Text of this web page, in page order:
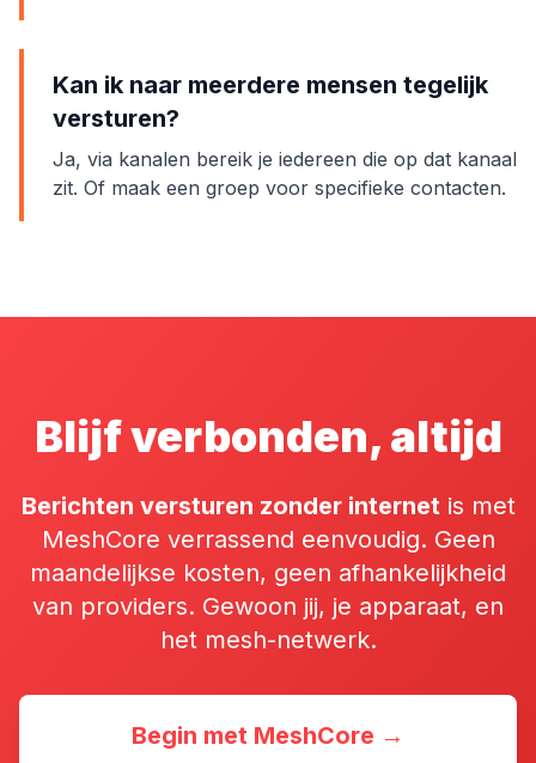
Kan ik naar meerdere mensen tegelijk
versturen?
Ja, via kanalen bereik je iedereen die op dat kanaal
zit. Of maak een groep voor specifieke contacten.
Blijf verbonden, altijd
Berichten versturen zonder internetis met
MeshCore verrassend eenvoudig. Geen
maandelijkse kosten, geen afhankelijkheid
van providers. Gewoon jij, je apparaat, en
het mesh-netwerk.
Begin met MeshCore →